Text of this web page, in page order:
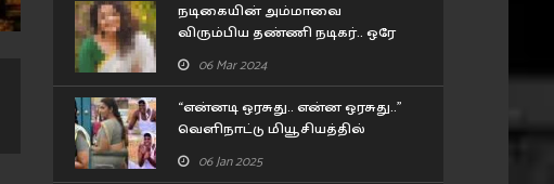
நடிகையின் அம்மாவை
விரும்பிய தண்ணி நடிகர்.. ஒரே
போன் காலில் இறங்கி வந்த 57
வயசு தேர் நடிகை..
06 Mar 2024
“என்னடி ஒரசுது.. என்ன ஒரசுது..”
வெளிநாட்டு மியூசியத்தில்
பிரியா பவானி சங்கர் செய்த
கன்றாவி..!
06 Jan 2025